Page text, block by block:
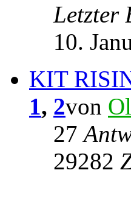
Letzter
10.
KIT
1, 2von
27
29282